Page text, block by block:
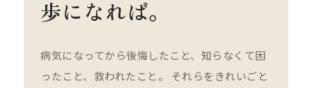
歩になれば。
病気になってから後悔したこと、知らなくて困
ったこと、救われたこと。 それらをきれいごと